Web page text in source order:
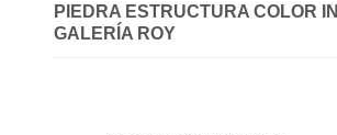
PIEDRA ESTRUCTURA COLOR IN
GALERÍA ROY